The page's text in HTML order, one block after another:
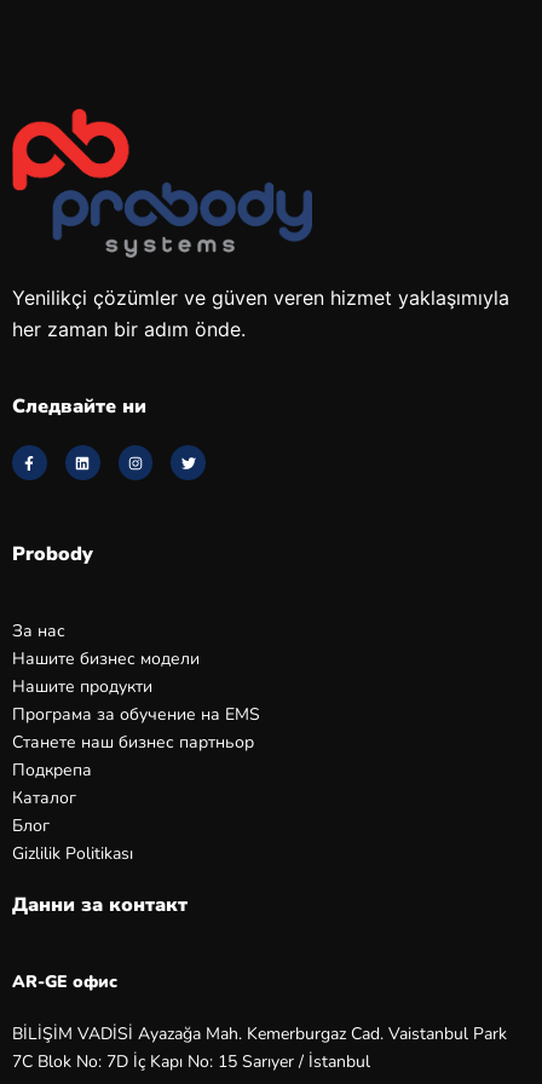
Yenilikçi çözümler ve güven veren hizmet yaklaşımıyla
her zaman bir adım önde.
Следвайте ни
Probody
За нас
Нашите бизнес модели
Нашите продукти
Програма за обучение на EMS
Станете наш бизнес партньор
Подкрепа
Каталог
Блог
Gizlilik Politikası
Данни за контакт
AR-GE офис
BİLİŞİM VADİSİ Ayazağa Mah. Kemerburgaz Cad. Vaistanbul Park
7C Blok No: 7D İç Kapı No: 15 Sarıyer / İstanbul